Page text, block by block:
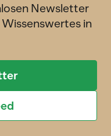
Newsletter
in